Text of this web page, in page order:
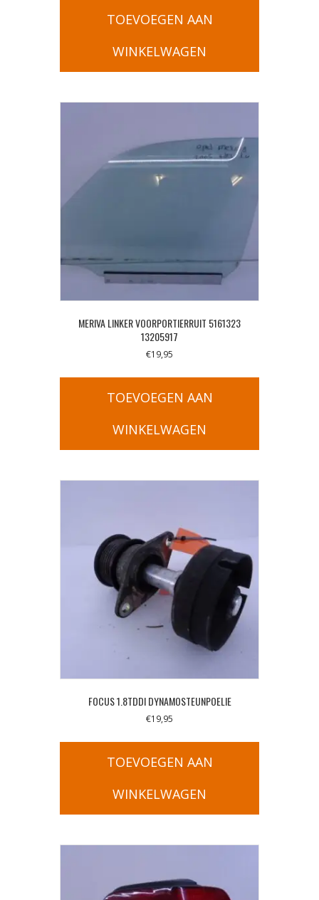
TOEVOEGEN AAN
WINKELWAGEN
MERIVA LINKER VOORPORTIERRUIT 5161323
13205917
€19,95
TOEVOEGEN AAN
WINKELWAGEN
FOCUS 1.8TDDI DYNAMOSTEUNPOELIE
€19,95
TOEVOEGEN AAN
WINKELWAGEN